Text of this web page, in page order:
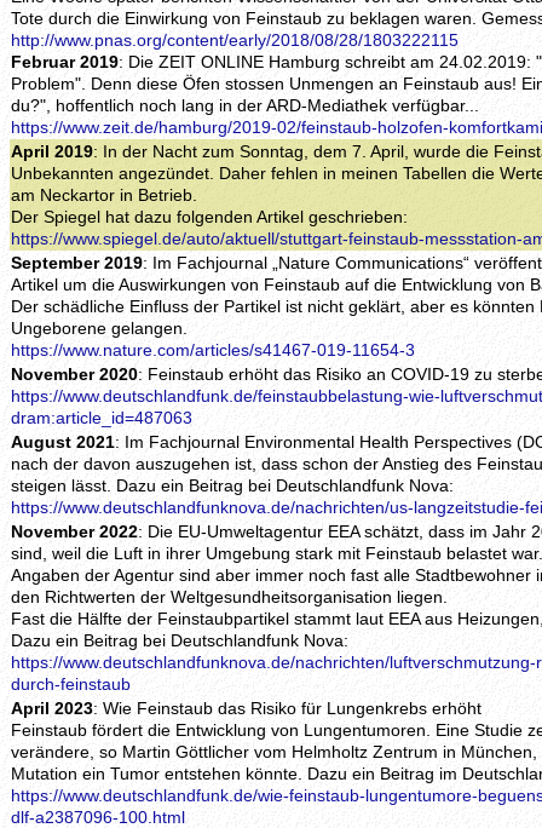
Tote durch die Einwirkung von Feinstaub zu beklagen waren.
http://www.pnas.org/content/early/2018/08/28/1803222115
Februar 2019: Die ZEIT ONLINE Hamburg schreibt am 24.02.2019:
Problem". Denn diese Öfen stossen Unmengen an Feinstaub aus!
du?", hoffentlich noch lang in der ARD-Mediathek verfügbar...
https://www.zeit.de/hamburg/2019-02/feinstaub-holzofen-
April 2019: In der Nacht zum Sonntag, dem 7. April, wurde die
Unbekannten angezündet. Daher fehlen in meinen Tabellen die
am Neckartor in Betrieb.
Der Spiegel hat dazu folgenden Artikel geschrieben:
https://www.spiegel.de/auto/aktuell/stuttgart-feinstaub-messstation-
September 2019: Im Fachjournal „Nature Communications“
Artikel um die Auswirkungen von Feinstaub auf die Entwicklung von
Der schädliche Einfluss der Partikel ist nicht geklärt, aber es
Ungeborene gelangen.
https://www.nature.com/articles/s41467-019-11654-3
November 2020: Feinstaub erhöht das Risiko an COVID-19 zu
https://www.deutschlandfunk.de/feinstaubbelastung-wie-
dram:article_id=487063
August 2021: Im Fachjournal Environmental Health Perspectives
nach der davon auszugehen ist, dass schon der Anstieg des
steigen lässt. Dazu ein Beitrag bei Deutschlandfunk Nova:
https://www.deutschlandfunknova.de/nachrichten/us-langzeitstudie-
November 2022: Die EU-Umweltagentur EEA schätzt, dass im Jahr
sind, weil die Luft in ihrer Umgebung stark mit Feinstaub belastet
Angaben der Agentur sind aber immer noch fast alle
den Richtwerten der Weltgesundheitsorganisation liegen.
Fast die Hälfte der Feinstaubpartikel stammt laut EEA aus
Dazu ein Beitrag bei Deutschlandfunk Nova:
https://www.deutschlandfunknova.de/nachrichten/
durch-feinstaub
April 2023: Wie Feinstaub das Risiko für Lungenkrebs erhöht
Feinstaub fördert die Entwicklung von Lungentumoren. Eine Studie
verändere, so Martin Göttlicher vom Helmholtz Zentrum in
Mutation ein Tumor entstehen könnte. Dazu ein Beitrag im
https://www.deutschlandfunk.de/wie-feinstaub-lungentumore-
dlf-a2387096-100.html